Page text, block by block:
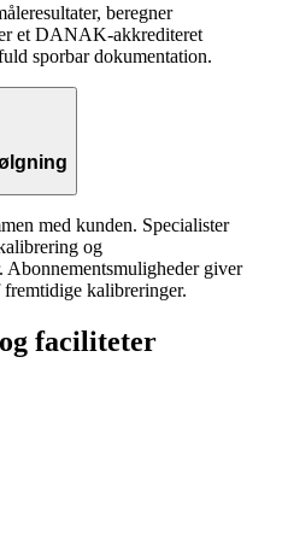
beregner
et DANAK-akkrediteret
sporbar dokumentation.
med kunden. Specialister
og
Abonnementsmuligheder giver
kalibreringer.
faciliteter